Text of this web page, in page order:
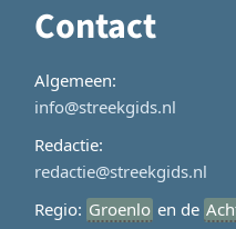
Contact
Algemeen:
info@streekgids.nl
Redactie:
redactie@streekgids.nl
Regio: Groenlo en de